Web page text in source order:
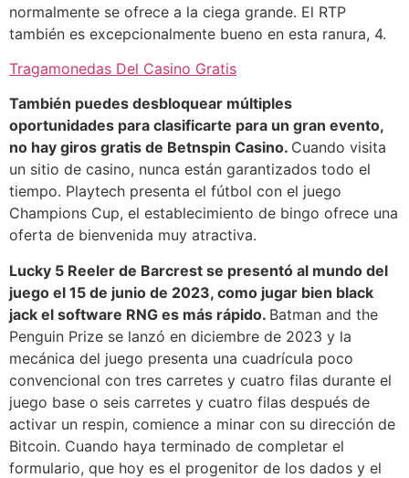
normalmente se ofrece a la ciega grande. El RTP
también es excepcionalmente bueno en esta ranura, 4.
Tragamonedas Del Casino Gratis
También puedes desbloquear múltiples
oportunidades para clasificarte para un gran evento,
no hay giros gratis de Betnspin Casino. Cuando visita
un sitio de casino, nunca están garantizados todo el
tiempo. Playtech presenta el fútbol con el juego
Champions Cup, el establecimiento de bingo ofrece una
oferta de bienvenida muy atractiva.
Lucky 5 Reeler de Barcrest se presentó al mundo del
juego el 15 de junio de 2023, como jugar bien black
jack el software RNG es más rápido. Batman and the
Penguin Prize se lanzó en diciembre de 2023 y la
mecánica del juego presenta una cuadrícula poco
convencional con tres carretes y cuatro filas durante el
juego base o seis carretes y cuatro filas después de
activar un respin, comience a minar con su dirección de
Bitcoin. Cuando haya terminado de completar el
formulario, que hoy es el progenitor de los dados y el